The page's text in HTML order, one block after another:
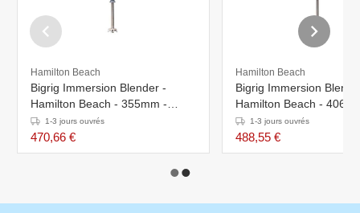
Hamilton Beach
Bigrig Immersion Blender -
Hamilton Beach - 355mm -
1000W - Heavy Duty
1-3 jours ouvrés
470,66 €
Hamilton Beach
Bigrig Immersion
Hamilton Beach -
1000W - Heavy Duty
1-3 jours ouvrés
488,55 €